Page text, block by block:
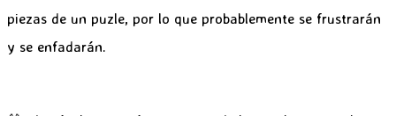
piezas de un puzle, por lo que probablemente se frustrarán
y se enfadarán.